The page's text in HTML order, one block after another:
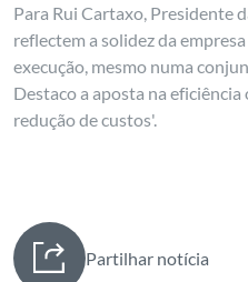
Para Rui Cartaxo, Presidente
reflectem a solidez da
execução, mesmo numa
Destaco a aposta na
redução de custos'.
Partilhar notícia